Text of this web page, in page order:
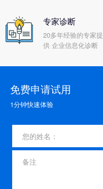
专家诊断
20多年经验的专家提
供 企业信息化诊断
免费申请试用
1分钟快速体验